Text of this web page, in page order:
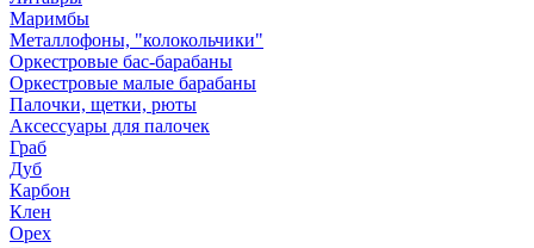
Маримбы
Металлофоны, "колокольчики"
Оркестровые бас-барабаны
Оркестровые малые барабаны
Палочки, щетки, рюты
Аксессуары для палочек
Граб
Дуб
Карбон
Клен
Орех